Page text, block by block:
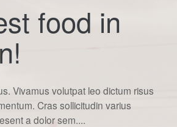
food in
Vivamus volutpat leo dictum risus
Cras sollicitudin varius
a dolor sem....